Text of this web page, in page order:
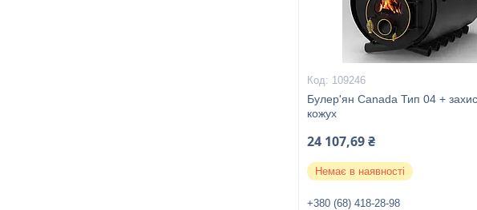
109246
Булер'ян Canada Тип 04 +
кожух
24 107,69 ₴
Немає в наявності
+380 (68) 418-28-98